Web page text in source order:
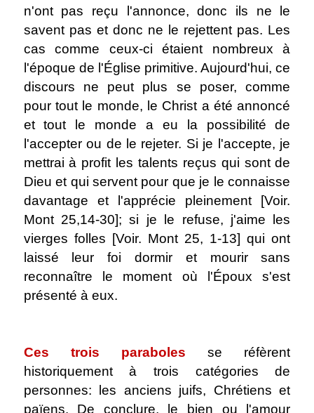
n'ont pas reçu l'annonce, donc ils ne le
savent pas et donc ne le rejettent pas. Les
cas comme ceux-ci étaient nombreux à
l'époque de l'Église primitive. Aujourd'hui, ce
discours ne peut plus se poser, comme
pour tout le monde, le Christ a été annoncé
et tout le monde a eu la possibilité de
l'accepter ou de le rejeter. Si je l'accepte, je
mettrai à profit les talents reçus qui sont de
Dieu et qui servent pour que je le connaisse
davantage et l'apprécie pleinement [Voir.
Mont 25,14-30]; si je le refuse, j'aime les
vierges folles [Voir. Mont 25, 1-13] qui ont
laissé leur foi dormir et mourir sans
reconnaître le moment où l'Époux s'est
présenté à eux.
Ces trois paraboles
se réfèrent
historiquement à trois catégories de
personnes: les anciens juifs, Chrétiens et
païens. De conclure, le bien ou l'amour